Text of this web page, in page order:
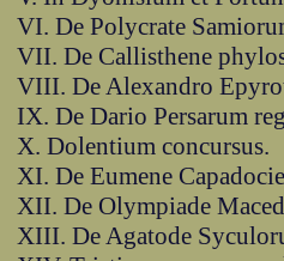
VI. De Polycrate
VII. De Callisthene
VIII. De Alexandro
IX. De Dario Persarum
X. Dolentium concursus.
XI. De Eumene
XII. De Olympiade
XIII. De Agatode